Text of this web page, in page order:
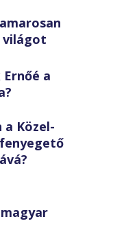
világot
a
Közel-